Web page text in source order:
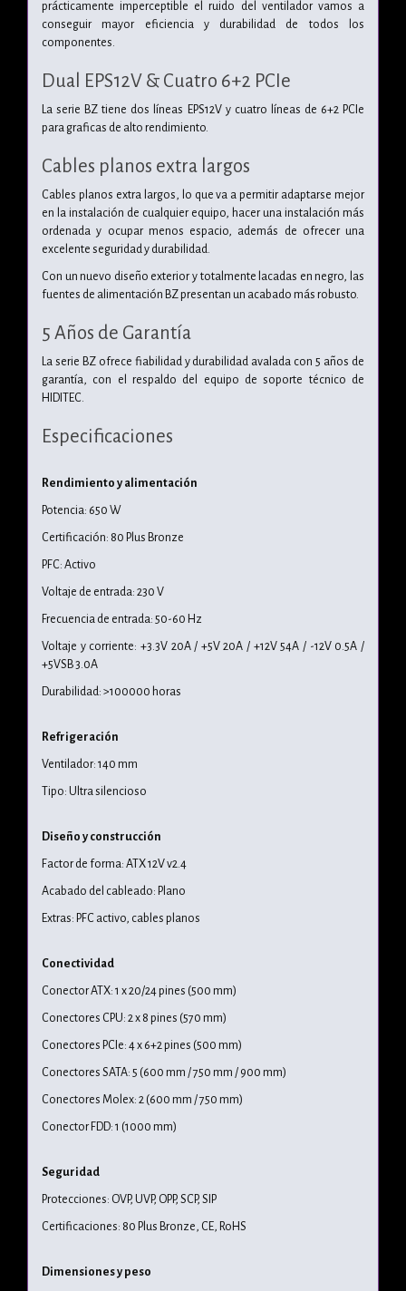
prácticamente imperceptible el ruido del ventilador vamos a
conseguir mayor eficiencia y durabilidad de todos los
componentes.
Dual EPS12V & Cuatro 6+2 PCIe
La serie BZ tiene dos líneas EPS12V y cuatro líneas de 6+2 PCIe
para graficas de alto rendimiento.
Cables planos extra largos
Cables planos extra largos, lo que va a permitir adaptarse mejor
en la instalación de cualquier equipo, hacer una instalación más
ordenada y ocupar menos espacio, además de ofrecer una
excelente seguridad y durabilidad.
Con un nuevo diseño exterior y totalmente lacadas en negro, las
fuentes de alimentación BZ presentan un acabado más robusto.
5 Años de Garantía
La serie BZ ofrece fiabilidad y durabilidad avalada con 5 años de
garantía, con el respaldo del equipo de soporte técnico de
HIDITEC.
Especificaciones
Rendimiento y alimentación
Potencia: 650 W
Certificación: 80 Plus Bronze
PFC: Activo
Voltaje de entrada: 230 V
Frecuencia de entrada: 50-60 Hz
Voltaje y corriente: +3.3V 20A / +5V 20A / +12V 54A / -12V 0.5A /
+5VSB 3.0A
Durabilidad: >100000 horas
Refrigeración
Ventilador: 140 mm
Tipo: Ultra silencioso
Diseño y construcción
Factor de forma: ATX 12V v2.4
Acabado del cableado: Plano
Extras: PFC activo, cables planos
Conectividad
Conector ATX: 1 x 20/24 pines (500 mm)
Conectores CPU: 2 x 8 pines (570 mm)
Conectores PCIe: 4 x 6+2 pines (500 mm)
Conectores SATA: 5 (600 mm / 750 mm / 900 mm)
Conectores Molex: 2 (600 mm / 750 mm)
Conector FDD: 1 (1000 mm)
Seguridad
Protecciones: OVP, UVP, OPP, SCP, SIP
Certificaciones: 80 Plus Bronze, CE, RoHS
Dimensiones y peso